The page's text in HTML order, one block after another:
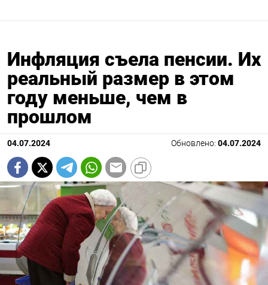
Инфляция съела пенсии. Их
реальный размер в этом
году меньше, чем в
прошлом
04.07.2024 Обновлено: 04.07.2024